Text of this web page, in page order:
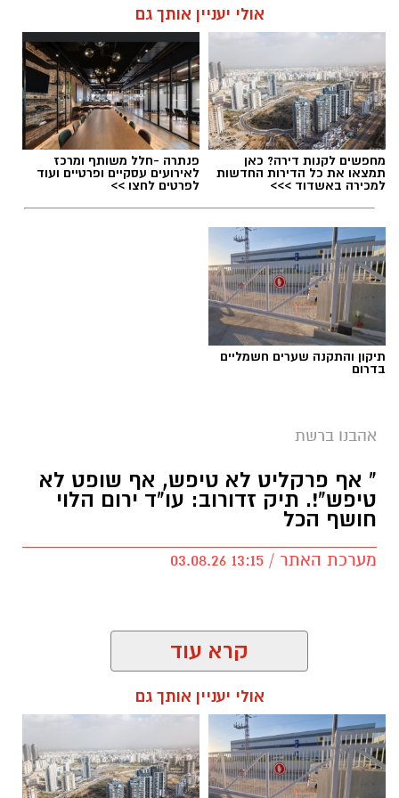
ממערכת הבחירות ועד יוקר המחיה, מהסטיקרים
על המכוניות ועד החלום לברוח ללונדון – הרבה
להגיד את מה שהציבור חושב.
"איזו מדינה" – אלי לוזון שיר המחאה המזרחי
אולי יעניין אותך גם
מחפשים לקנות דירה? כאן
תמצאו את כל הדירות החדשות
למכירה באשדוד >>>
פנתרה -חלל משותף ומרכז
לאירועים עסקיים ופרטיים ועוד
לפרטים לחצו >>
תיקון והתקנה שערים חשמליים
בדרום
אהבנו ברשת
" אף פרקליט לא טיפש, אף שופט לא
טיפש"!. תיק זדורוב: עו"ד ירום הלוי
חושף הכל
מערכת האתר / 13:15 03.08.26
מי רצח את תאיר ראדה, תיק זדורוב
ירום הלוי, אילנה ראדה,
המשפט החוזר של רומן
זדורוב
קרא עוד
אולי יעניין אותך גם